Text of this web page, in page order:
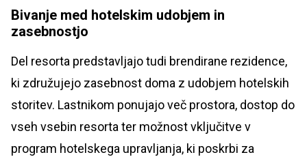
Bivanje med hotelskim udobjem in
zasebnostjo
Del resorta predstavljajo tudi brendirane rezidence,
ki združujejo zasebnost doma z udobjem hotelskih
storitev. Lastnikom ponujajo več prostora, dostop do
vseh vsebin resorta ter možnost vključitve v
program hotelskega upravljanja, ki poskrbi za